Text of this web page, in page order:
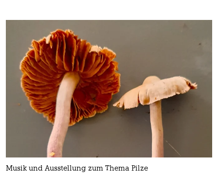
Musik und Ausstellung zum Thema Pilze